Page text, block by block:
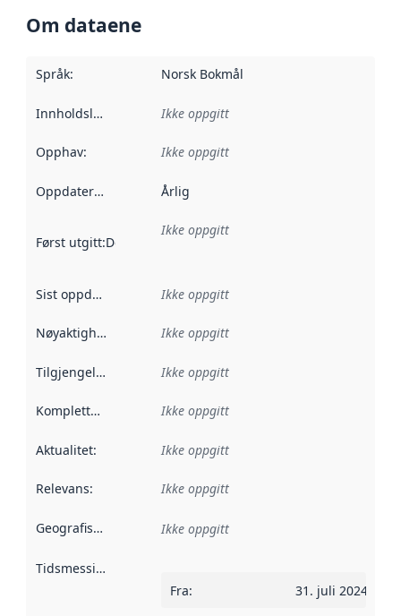
Om dataene
Språk: Norsk Bokmål
Innholdsleverandører :
Ikke oppgitt
Opphav: Ikke oppgitt
Oppdateringsfrekvens :
Årlig
Først utgitt:Denne datoen sier når dataene i dette
Ikke oppgitt
Sist oppdatert Ikke oppgitt
Nøyaktighet Ikke oppgitt
Tilgjengelighet Ikke oppgitt
Kompletthet Ikke oppgitt
Aktualitet: Ikke oppgitt
Relevans: Ikke oppgitt
Geografisk avgrensning :
Ikke oppgitt
Tidsmessig avgrensning
Fra: 31. juli 2024